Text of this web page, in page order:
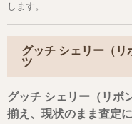
します。
グッチ シェリー（リ
ツ
グッチ シェリー（リボ
揃え、現状のまま査定